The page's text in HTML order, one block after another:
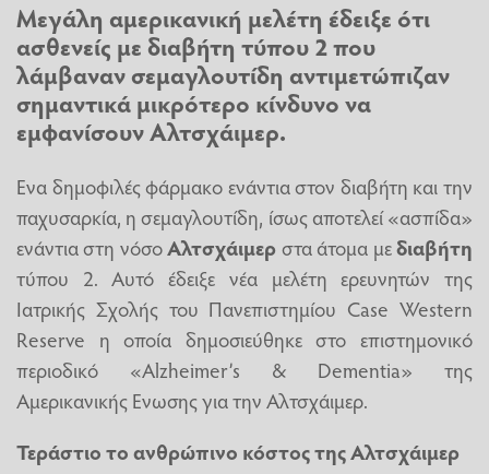
Μεγάλη αμερικανική μελέτη έδειξε ότι
ασθενείς με διαβήτη τύπου 2 που
λάμβαναν σεμαγλουτίδη αντιμετώπιζαν
σημαντικά μικρότερο κίνδυνο να
εμφανίσουν Αλτσχάιμερ.
Ενα δημοφιλές φάρμακο ενάντια στον διαβήτη και την
παχυσαρκία, η σεμαγλουτίδη, ίσως αποτελεί «ασπίδα»
ενάντια στη νόσοΑλτσχάιμερστα άτομα μεδιαβήτη
τύπου 2. Αυτό έδειξε νέα μελέτη ερευνητών της
Ιατρικής Σχολής του Πανεπιστημίου Case Western
Reserve η οποία δημοσιεύθηκε στο επιστημονικό
περιοδικό «Alzheimer’s & Dementia» της
Αμερικανικής Ενωσης για την Αλτσχάιμερ.
Τεράστιο το ανθρώπινο κόστος της Αλτσχάιμερ